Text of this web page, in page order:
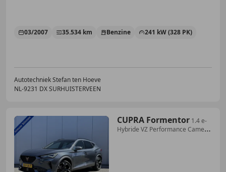
03/2007 35.534 km Benzine 241 kW (328 PK)
Autotechniek Stefan ten Hoeve
NL-9231 DX SURHUISTERVEEN
CUPRA Formentor 1.4 e-
Hybride VZ Performance Camera